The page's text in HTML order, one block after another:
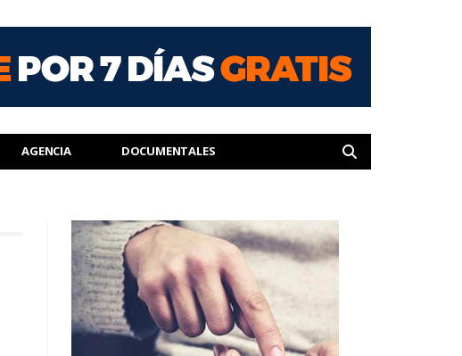
AGENCIA DOCUMENTALES